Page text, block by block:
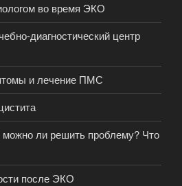
во время ЭКО
диагностический центр
и лечение ПМС
ли решить проблему? Что
после ЭКО